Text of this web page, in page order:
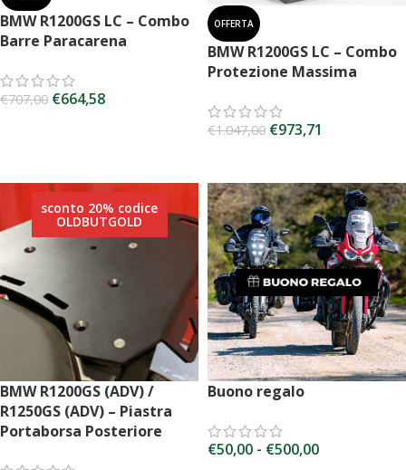
BMW R1200GS LC – Combo
Barre Paracarena
€707,00 €664,58
OFFERTA
BMW R1200GS LC – Combo
Protezione Massima
€1.047,00 €973,71
sconto 20% codice
OLDBUTGOLD
BMW R1200GS (ADV) /
R1250GS (ADV) – Piastra
Portaborsa Posteriore
Buono regalo
€50,00 - €500,00